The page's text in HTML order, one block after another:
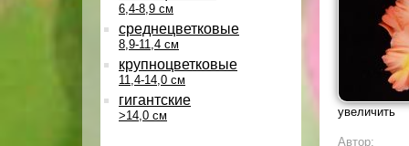
6,4-8,9 см
среднецветковые
8,9-11,4 см
крупноцветковые
11,4-14,0 см
гигантские
>14,0 см увеличить
Автор: